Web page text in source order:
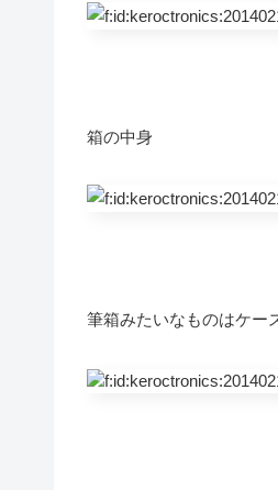
箱の中身
筆箱みたいなものはケー